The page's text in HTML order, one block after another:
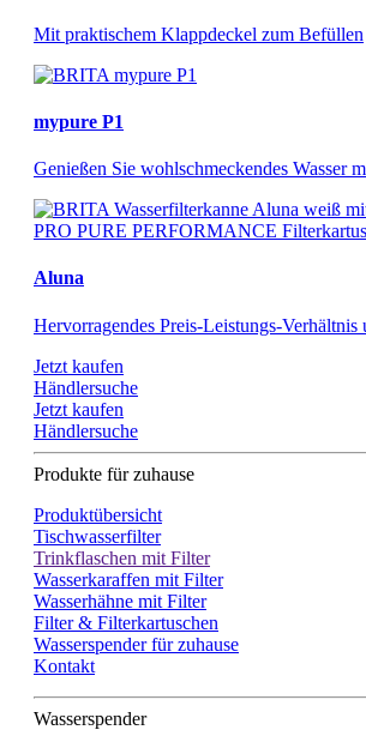
Mit praktischem Klappdeckel zum Befüllen
mypure P1​
Genießen Sie wohlschmeckendes Wasser
Aluna
Hervorragendes Preis-Leistungs-Verhältnis
Jetzt kaufen
Händlersuche
Jetzt kaufen
Händlersuche
Produkte für zuhause
Produktübersicht
Tischwasserfilter
Trinkflaschen mit Filter
Wasserkaraffen mit Filter
Wasserhähne mit Filter
Filter & Filterkartuschen
Wasserspender für zuhause
Kontakt
Wasserspender